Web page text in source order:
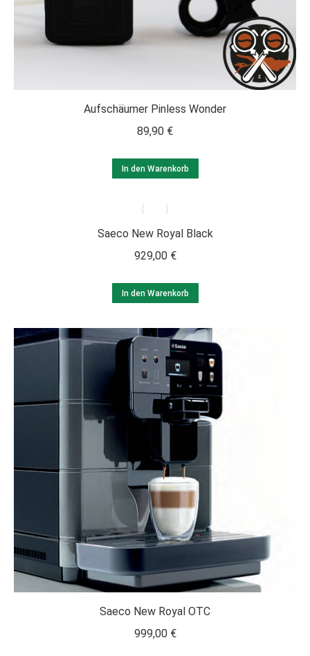
Aufschäumer Pinless Wonder
89,90 €
In den Warenkorb
Saeco New Royal Black
929,00 €
In den Warenkorb
Saeco New Royal OTC
999,00 €